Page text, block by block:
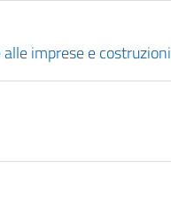
imprese e costruzioni